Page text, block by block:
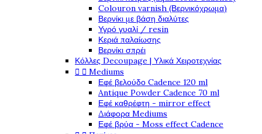
Colouron varnish (Βερνικόχρωμα)
Βερνίκι με βάση διαλύτες
Υγρό γυαλί / resin
Κεριά παλαίωσης
Βερνίκι σπρέι
Κόλλες Decoupage | Υλικά Χειροτεχνίας
  Mediums
Εφέ βελούδο Cadence 120 ml
Antique Powder Cadence 70 ml
Εφέ καθρέφτη - mirror effect
Διάφορα Mediums
Εφέ βρύα - Moss effect Cadence